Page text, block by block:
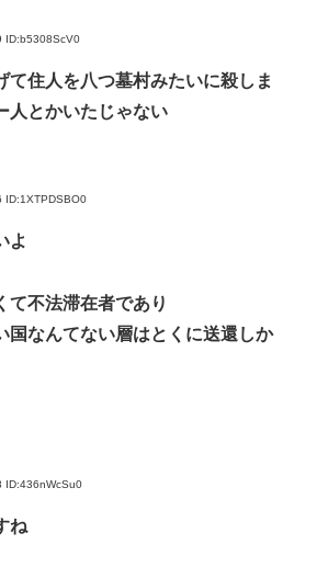
ID:b5308ScV0
て住人を八つ墓村みたいに殺しま
人とかいたじゃない
ID:1XTPDSBO0
よ
て不法滞在者であり
国なんてない層はとくに送還しか
ID:436nWcSu0
ね